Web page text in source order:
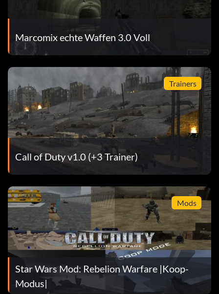
Marcomix echte Waffen 3.0 Voll
Trainers
Call of Duty v1.0 (+3 Trainer)
Mods
Star Wars Mod: Rebelion Warfare |Koop-
Modus|